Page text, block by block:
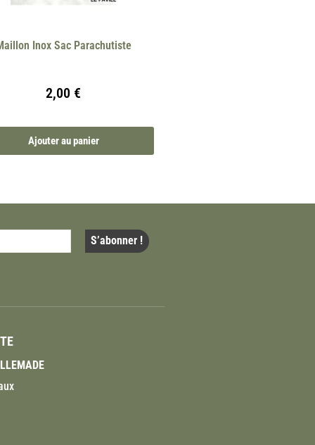
Inox Sac Parachutiste
2,00 €
Ajouter au panier